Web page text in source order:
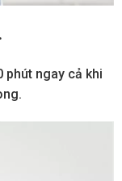
phút ngay cả khi